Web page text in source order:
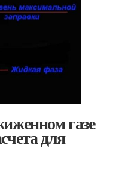
газе
для